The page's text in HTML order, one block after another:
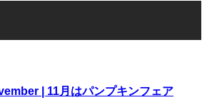
| 11月はパンプキンフェア